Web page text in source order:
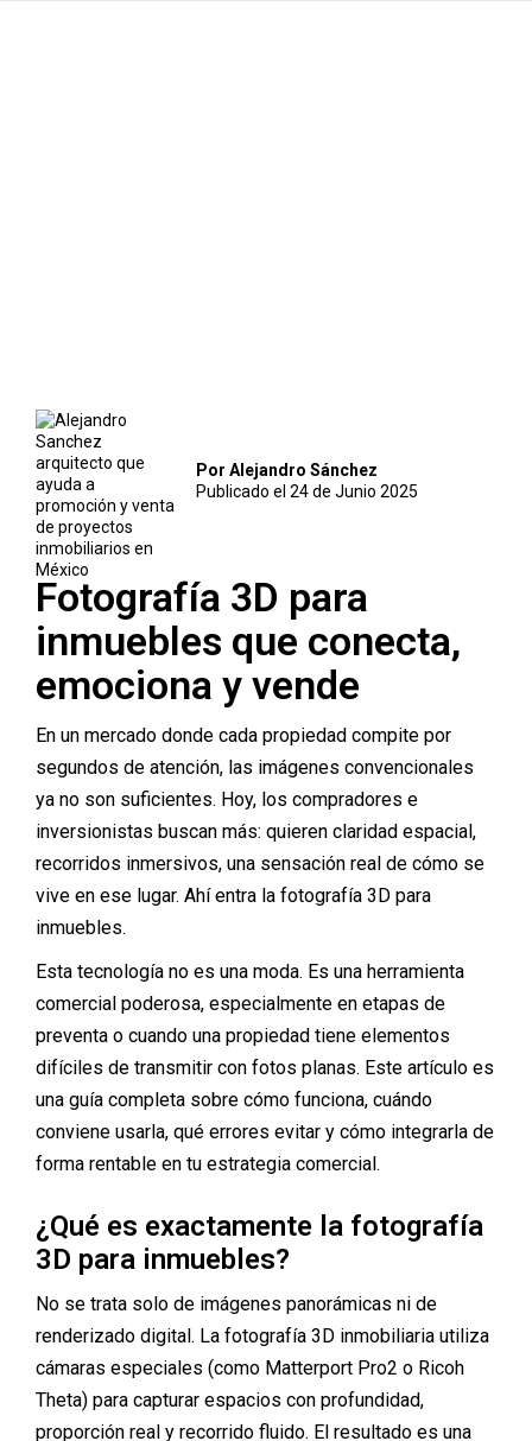
Por Alejandro Sánchez
Publicado el 24 de Junio 2025
Fotografía 3D para
inmuebles que conecta,
emociona y vende
En un mercado donde cada propiedad compite por
segundos de atención, las imágenes convencionales
ya no son suficientes. Hoy, los compradores e
inversionistas buscan más: quieren claridad espacial,
recorridos inmersivos, una sensación real de cómo se
vive en ese lugar. Ahí entra la fotografía 3D para
inmuebles.
Esta tecnología no es una moda. Es una herramienta
comercial poderosa, especialmente en etapas de
preventa o cuando una propiedad tiene elementos
difíciles de transmitir con fotos planas. Este artículo es
una guía completa sobre cómo funciona, cuándo
conviene usarla, qué errores evitar y cómo integrarla de
forma rentable en tu estrategia comercial.
¿Qué es exactamente la fotografía
3D para inmuebles?
No se trata solo de imágenes panorámicas ni de
renderizado digital. La fotografía 3D inmobiliaria utiliza
cámaras especiales (como Matterport Pro2 o Ricoh
Theta) para capturar espacios con profundidad,
proporción real y recorrido fluido. El resultado es una